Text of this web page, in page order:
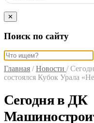
✕
Поиск по сайту
Главная / Новости /
состоялся Кубок Урала
Сегодня в ДК